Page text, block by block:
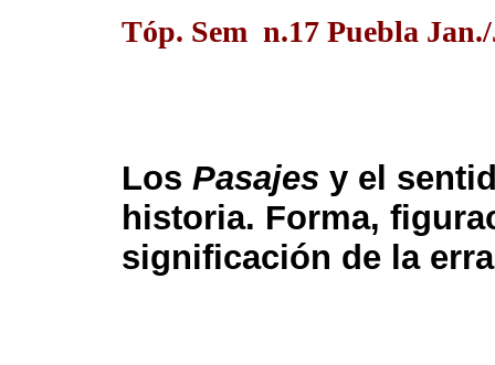
Tóp. Sem n.17 Puebla
Los Pasajes y el
historia. Forma,
significación de la